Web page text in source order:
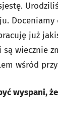
już
wiecznie
wśród
wyspani,